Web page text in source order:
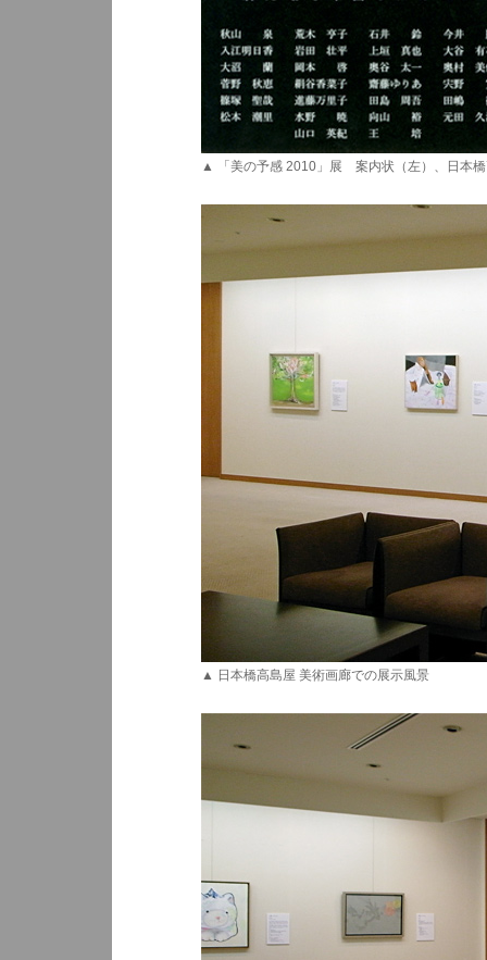
▲ 「美の予感 2010」展 案内状（左）、日本
▲ 日本橋高島屋 美術画廊での展示風景